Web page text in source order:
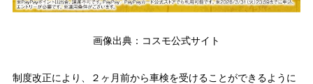
画像出典：コスモ公式サイト
制度改正により、
２ヶ月前から車検を受けることができるように